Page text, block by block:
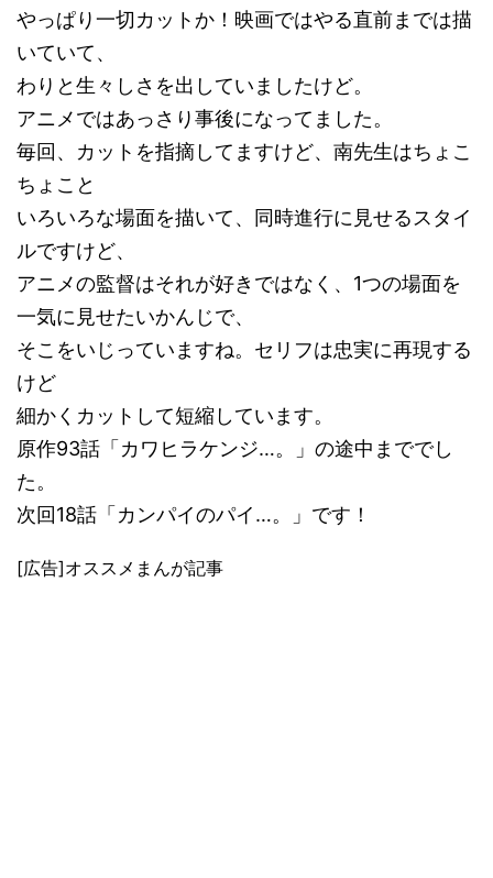
やっぱり一切カットか！映画ではやる直前までは描
いていて、
わりと生々しさを出していましたけど。
アニメではあっさり事後になってました。
毎回、カットを指摘してますけど、南先生はちょこ
ちょこと
いろいろな場面を描いて、同時進行に見せるスタイ
ルですけど、
アニメの監督はそれが好きではなく、1つの場面を
一気に見せたいかんじで、
そこをいじっていますね。セリフは忠実に再現する
けど
細かくカットして短縮しています。
原作93話「カワヒラケンジ…。」の途中まででし
た。
次回18話「カンパイのパイ…。」です！
[広告]オススメまんが記事